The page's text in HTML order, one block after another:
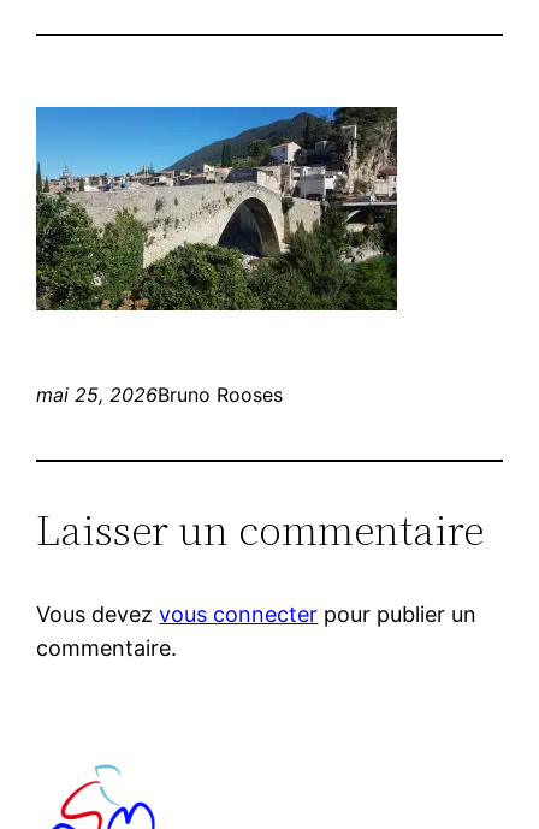
mai 25, 2026Bruno Rooses
Laisser un commentaire
Vous devezvous connecter pour publier un
commentaire.